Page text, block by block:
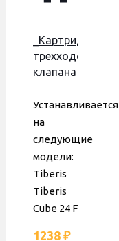
_Картридж
трехходового
клапана
Cube
24F, для
пластиковой
306221113
Устанавливается
на
следующие
модели:
Tiberis
Tiberis
Cube 24 F
1238 ₽